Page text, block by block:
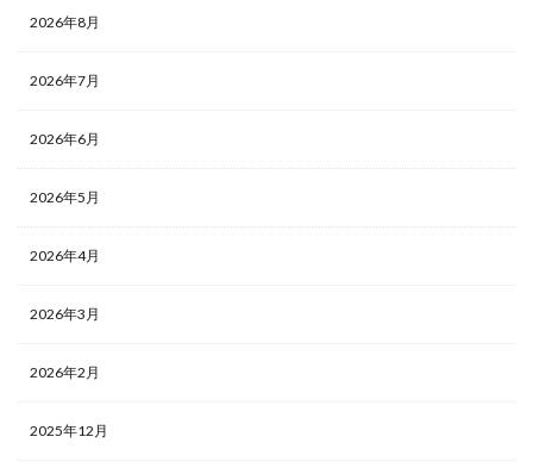
2026年8月
2026年7月
2026年6月
2026年5月
2026年4月
2026年3月
2026年2月
2025年12月